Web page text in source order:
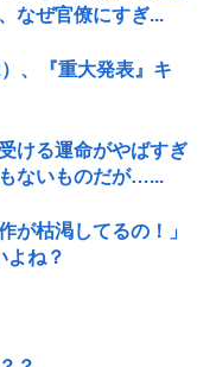
なぜ官僚にすぎ...
、『重大発表』キ
ける運命がやばすぎ
ないものだが…...
が枯渇してるの！」
よね？